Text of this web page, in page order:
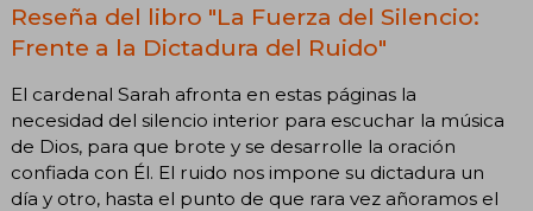
Reseña del libro "La Fuerza del Silencio:
Frente a la Dictadura del Ruido"
El cardenal Sarah afronta en estas páginas la
necesidad del silencio interior para escuchar la música
de Dios, para que brote y se desarrolle la oración
confiada con Él. El ruido nos impone su dictadura un
día y otro, hasta el punto de que rara vez añoramos el